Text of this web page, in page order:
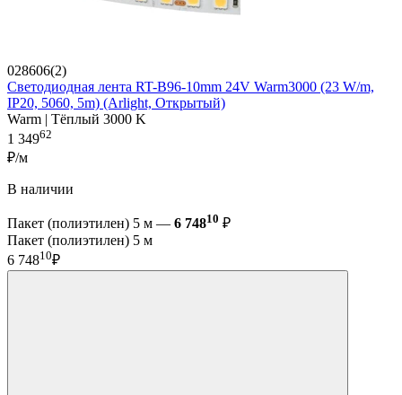
028606(2)
Светодиодная лента RT-B96-10mm 24V Warm3000 (23 W/m,
IP20, 5060, 5m) (Arlight, Открытый)
Warm | Тёплый 3000 K
1 34962
₽/м
В наличии
Пакет (полиэтилен) 5 м — 6 74810 ₽
Пакет (полиэтилен) 5 м
6 74810₽